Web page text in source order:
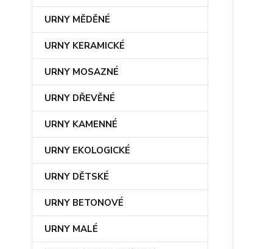
URNY MĚDĚNÉ
URNY KERAMICKÉ
URNY MOSAZNÉ
URNY DŘEVĚNÉ
URNY KAMENNÉ
URNY EKOLOGICKÉ
URNY DĚTSKÉ
URNY BETONOVÉ
URNY MALÉ